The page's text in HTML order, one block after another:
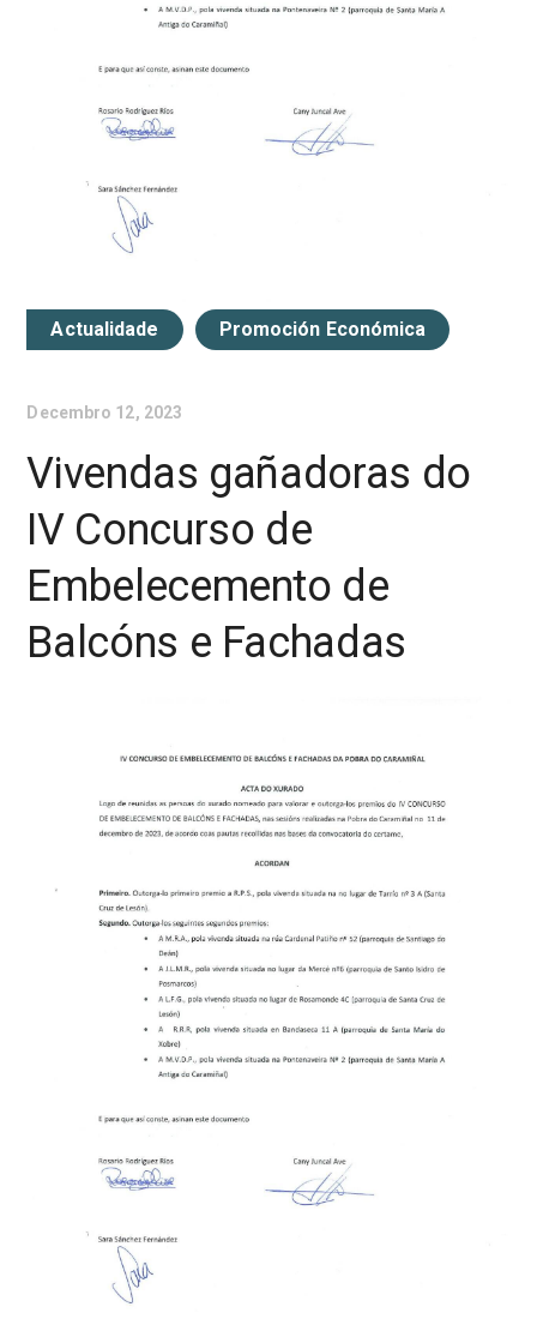
Actualidade Promoción Económica
Decembro 12, 2023
Vivendas gañadoras do
IV Concurso de
Embelecemento de
Balcóns e Fachadas